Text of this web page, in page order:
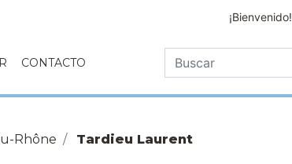
¡Bienvenido!
CONTACTO
Rhône Tardieu Laurent